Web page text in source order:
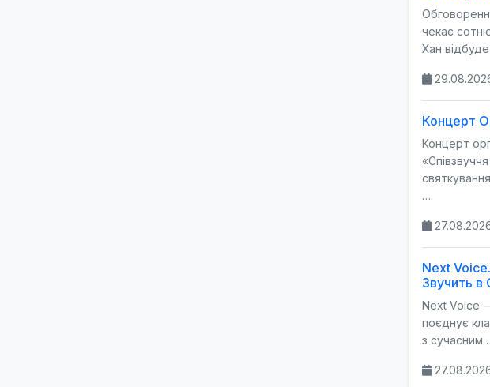
чекає
Хан
Концерт
Концерт
…
Next
Звучить в
Next Voice
поєднує
з сучасним